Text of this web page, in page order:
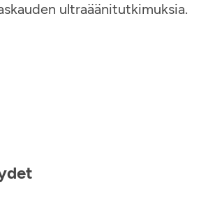
ultraäänitutkimuksia.